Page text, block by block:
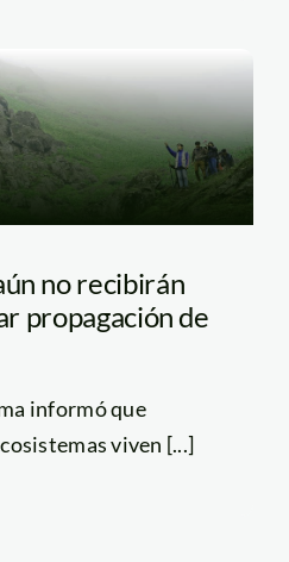
no recibirán
propagación de
informó que
viven [...]